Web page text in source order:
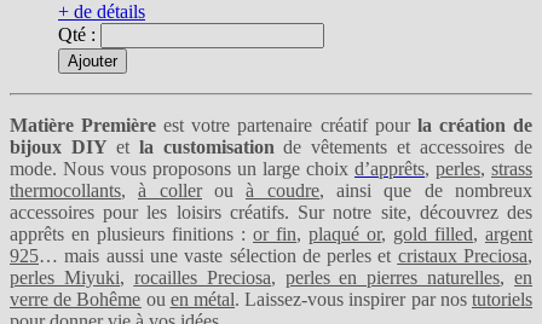
+ de détails
Qté :
Ajouter
Matière Première est votre partenaire créatif pourla création de
bijoux DIY etla customisation de vêtements et accessoires de
mode. Nous vous proposons un large choix d’apprêts, perles, strass
thermocollants,à collerouà coudre, ainsi que de nombreux
accessoires pour les loisirs créatifs. Sur notre site, découvrez des
apprêts en plusieurs finitions : or fin, plaqué or, gold filled, argent
925… mais aussi une vaste sélection de perles et cristaux Preciosa,
perles Miyuki, rocailles Preciosa, perles en pierres naturelles, en
verre de Bohême ou en métal. Laissez-vous inspirer par nostutoriels